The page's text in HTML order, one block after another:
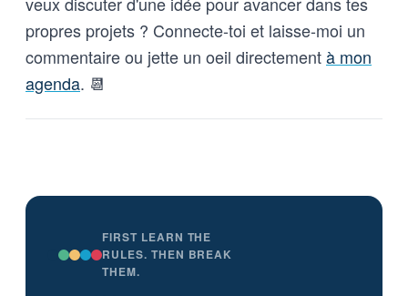
propres projets ? Connecte-toi et laisse-moi un
commentaire ou jette un oeil directementà mon
agenda. 📆
FIRST LEARN THE
RULES. THEN BREAK
THEM.